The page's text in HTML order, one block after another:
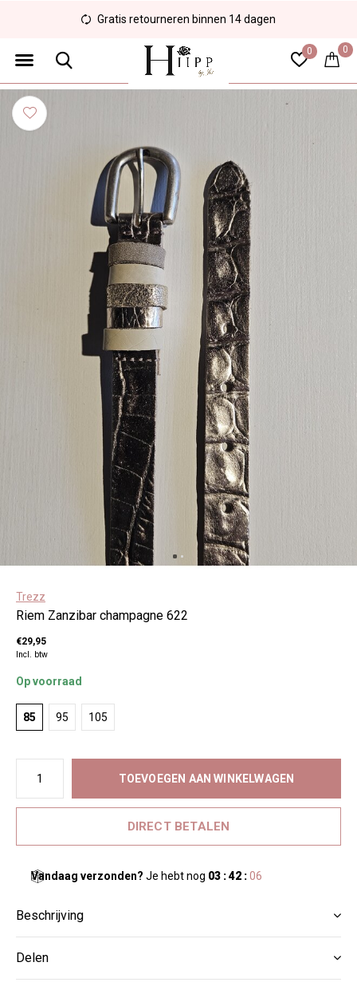
0 0
Gratis retourneren binnen 14 dagen
Trezz
Riem Zanzibar champagne 622
€29,95
Incl. btw
Op voorraad
85 95 105
TOEVOEGEN AAN WINKELWAGEN
DIRECT BETALEN
Vandaag verzonden? Je hebt nog 03 : 42 :05
Beschrijving
Delen